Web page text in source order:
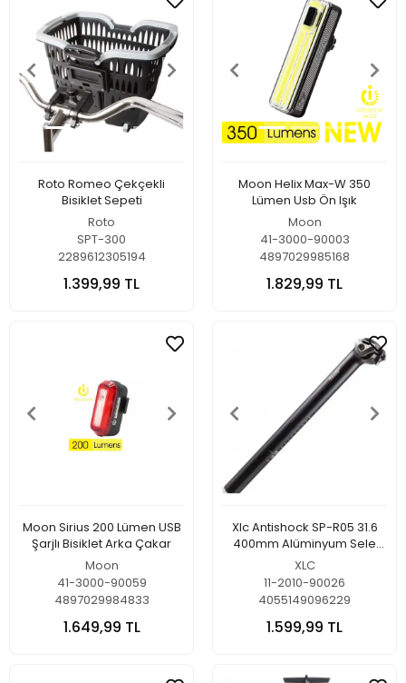
Roto Romeo Çekçekli
Bisiklet Sepeti
Roto
SPT-300
2289612305194
1.399,99 TL
Moon Helix Max-W 350
Lümen Usb Ön Işık
Moon
41-3000-90003
4897029985168
1.829,99 TL
Moon Sirius 200 Lümen USB
Şarjlı Bisiklet Arka Çakar
Moon
41-3000-90059
4897029984833
1.649,99 TL
Xlc Antishock SP-R05 31.6
400mm Alüminyum Sele
Borusu
XLC
11-2010-90026
4055149096229
1.599,99 TL